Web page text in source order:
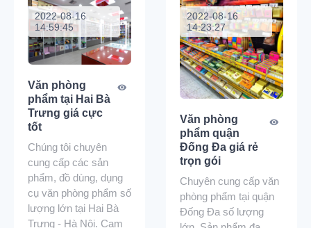
2022-08-16
14:59:45
Văn phòng
phẩm tại Hai Bà
Trưng giá cực
tốt
Chúng tôi chuyên
cung cấp các sản
phẩm, đồ dùng, dụng
cụ văn phòng phẩm số
lượng lớn tại Hai Bà
Trưng - Hà Nội. Cam
2022-08-16
14:23:27
Văn phòng
phẩm quận
Đống Đa giá rẻ
trọn gói
Chuyên cung cấp văn
phòng phẩm tại quận
Đống Đa số lượng